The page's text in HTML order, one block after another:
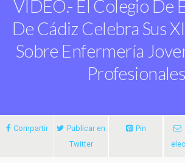
VÍDEO.- El Colegio De
De Cádiz Celebra Sus
Sobre Enfermería
Profesionales
Compartir
Publicar en
Twitter
Pin